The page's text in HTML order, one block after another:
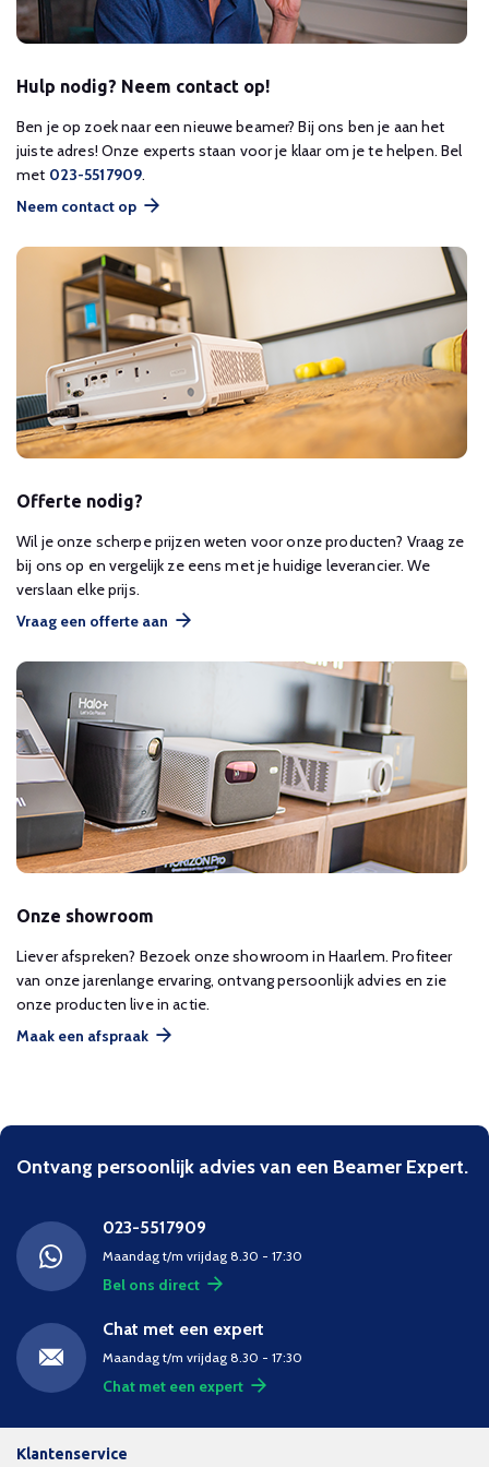
Hulp nodig? Neem contact op!
Ben je op zoek naar een nieuwe beamer? Bij ons ben je aan het
juiste adres! Onze experts staan voor je klaar om je te helpen. Bel
met 023-5517909.
Neem contact op
Offerte nodig?
Wil je onze scherpe prijzen weten voor onze producten? Vraag ze
bij ons op en vergelijk ze eens met je huidige leverancier. We
verslaan elke prijs.
Vraag een offerte aan
Onze showroom
Liever afspreken? Bezoek onze showroom in Haarlem. Profiteer
van onze jarenlange ervaring, ontvang persoonlijk advies en zie
onze producten live in actie.
Maak een afspraak
Ontvang persoonlijk advies van een Beamer Expert.
023-5517909
Maandag t/m vrijdag 8.30 - 17:30
Bel ons direct
Chat met een expert
Maandag t/m vrijdag 8.30 - 17:30
Chat met een expert
Klantenservice